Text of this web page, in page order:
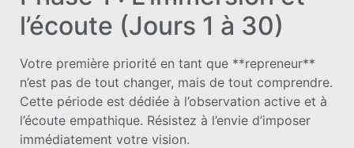
l’écoute (Jours 1 à 30)
Votre première priorité en tant que **repreneur**
n’est pas de tout changer, mais de tout comprendre.
Cette période est dédiée à l’observation active et à
l’écoute empathique. Résistez à l’envie d’imposer
immédiatement votre vision.